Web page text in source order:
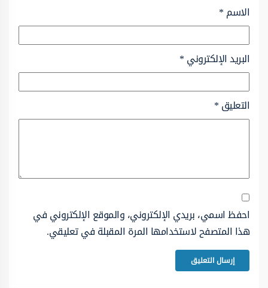
الاسم*
البريد الإلكتروني*
التعليق*
احفظ اسمي، بريدي الإلكتروني، والموقع الإلكتروني في
هذا المتصفح لاستخدامها المرة المقبلة في تعليقي.